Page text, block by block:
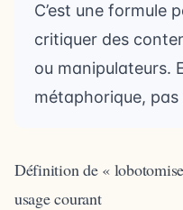
C’est une formule
critiquer des
ou manipulateurs.
métaphorique, pas
Définition de «
usage courant